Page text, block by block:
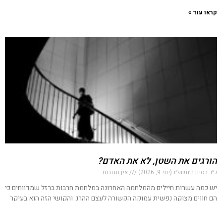
קראו עוד »
הורגים את השטן, לא את האדם?
כ״ד בסיון ה׳תשפ״ו (יוני 9, 2026) אין תגובות
יש כמה עשרות חיילים מהמלחמה האחרונה במלחמת חרבות ברזל שמדווחים כי
הם חווים מצוקה נפשית עמוקה הקשורה לעצם ההרג. והקושי הזה הוא בעיקר